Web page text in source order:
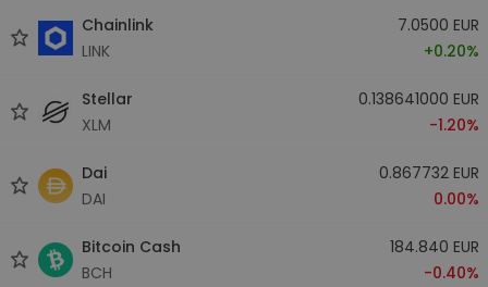
Chainlink
LINK
7.0500 EUR
+0.20%
Stellar
XLM
0.138641000 EUR
-1.20%
Dai
DAI
0.867732 EUR
0.00%
Bitcoin Cash
BCH
184.840 EUR
-0.40%